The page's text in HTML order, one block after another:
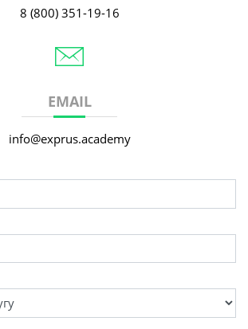
8 (800) 351-19-16
EMAIL
info@exprus.academy